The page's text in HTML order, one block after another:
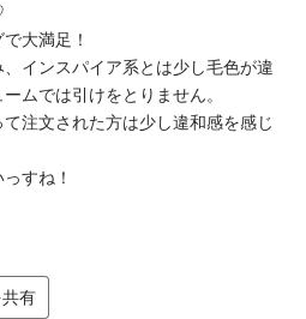
大満足！
インスパイア系とは少し毛色が違
ムでは引けをとりません。
注文された方は少し違和感を感じ
すね！
有